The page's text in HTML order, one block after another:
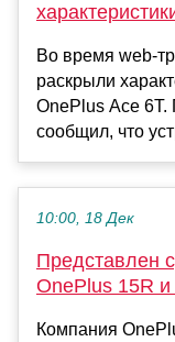
Во время web-
раскрыли
OnePlus Ace
сообщил, что
10:00, 18 Дек
Представлен
OnePlus 15R
Компания